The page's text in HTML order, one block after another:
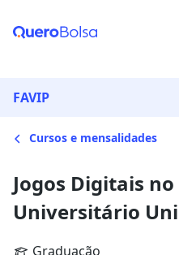
FAVIP
Cursos e mensalidades
Jogos Digitais
Universitário
Graduação